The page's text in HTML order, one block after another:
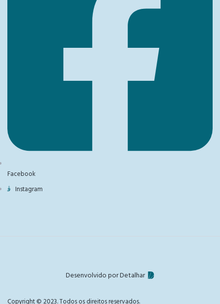
Facebook
Instagram
Desenvolvido por Detalhar
Copyright © 2023. Todos os direitos reservados.